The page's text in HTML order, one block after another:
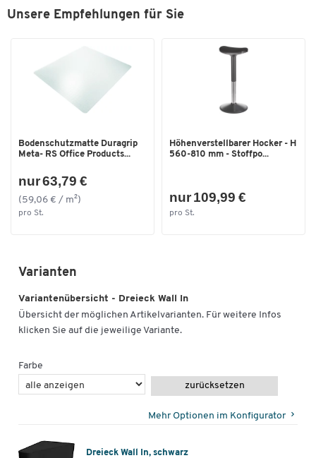
Unsere Empfehlungen für Sie
Bodenschutzmatte Duragrip
Meta- RS Office Products...
nur 63,79 €
(59,06 € / m²)
pro St.
Höhenverstellbarer Hocker - H
560-810 mm - Stoffpo...
nur 109,99 €
pro St.
Varianten
Variantenübersicht - Dreieck Wall In
Übersicht der möglichen Artikelvarianten. Für weitere Infos
klicken Sie auf die jeweilige Variante.
Farbe
zurücksetzen
Mehr Optionen im Konfigurator
Dreieck Wall In, schwarz